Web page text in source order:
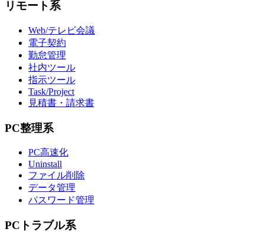
リモート系
Web/テレビ会議
電子契約
勤怠管理
社内ツール
指示ツール
Task/Project
見積書・請求書
PC整理系
PC高速化
Uninstall
ファイル削除
データ管理
パスワード管理
PCトラブル系